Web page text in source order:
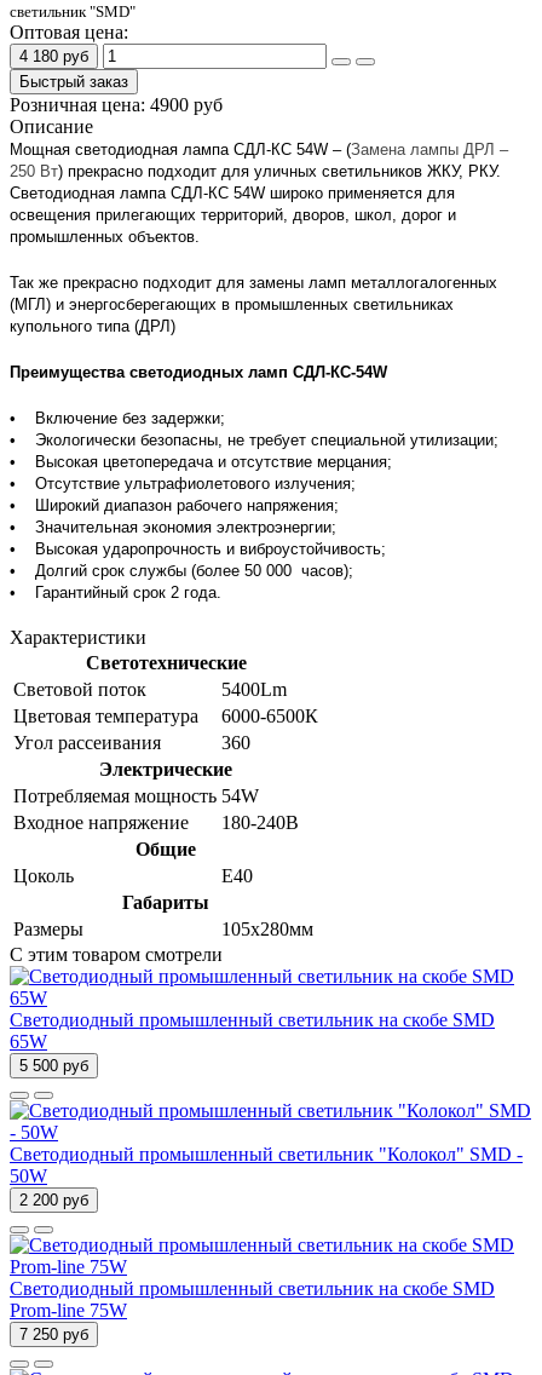
светильник "SMD"
Оптовая цена:
4 180 руб
Быстрый заказ
Розничная цена: 4900 руб
Описание
Мощная светодиодная лампа СДЛ-КС 54W – (Замена лампы ДРЛ –
250 Вт) прекрасно подходит для уличных светильников ЖКУ, РКУ.
Светодиодная лампа СДЛ-КС 54W широко применяется для
освещения прилегающих территорий, дворов, школ, дорог и
промышленных объектов.
Так же прекрасно подходит для замены ламп металлогалогенных
(МГЛ) и энергосберегающих в промышленных светильниках
купольного типа (ДРЛ)
Преимущества светодиодных ламп СДЛ-КС-54W
• Включение без задержки;
• Экологически безопасны, не требует специальной утилизации;
• Высокая цветопередача и отсутствие мерцания;
• Отсутствие ультрафиолетового излучения;
• Широкий диапазон рабочего напряжения;
• Значительная экономия электроэнергии;
• Высокая ударопрочность и виброустойчивость;
• Долгий срок службы (более 50 000 часов);
• Гарантийный срок 2 года.
Характеристики
Светотехнические
Световой поток
5400Lm
Цветовая температура
6000-6500К
Угол рассеивания
360
Электрические
Потребляемая мощность 54W
Входное напряжение
180-240В
Общие
Цоколь
Е40
Габариты
Размеры
105х280мм
C этим товаром смотрели
Светодиодный промышленный светильник на скобе SMD
65W
5 500 руб
Светодиодный промышленный светильник "Колокол" SMD -
50W
2 200 руб
Светодиодный промышленный светильник на скобе SMD
Prom-line 75W
7 250 руб